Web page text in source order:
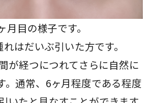
月目の様子です。
はだいぶ引いた方です。
が経つにつれてさらに自然に
。通常、6ヶ月程度である程度